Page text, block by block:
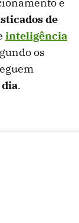
de
inteligência
os
dia.